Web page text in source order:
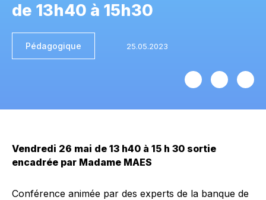
de 13h40 à 15h30
Pédagogique
Vendredi 26 mai de 13 h40 à 15 h 30 sortie
encadrée par Madame MAES
Conférence animée par des experts de la banque de